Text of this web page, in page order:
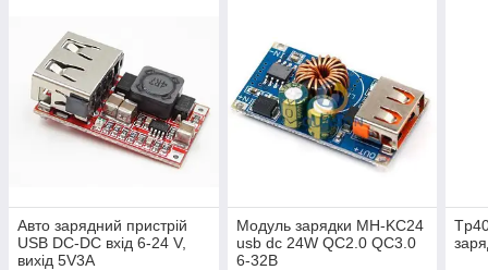
Авто зарядний пристрій
USB DC-DC вхід 6-24 V,
вихід 5V3A
Модуль зарядки MH-KC24
usb dc 24W QC2.0 QC3.0
6-32В